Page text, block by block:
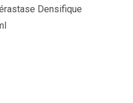
Densifique